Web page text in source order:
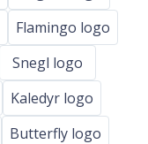
Flamingo logo
Snegl logo
Kaledyr logo
Butterfly logo